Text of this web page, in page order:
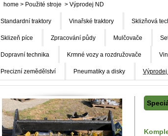
home > Použité stroje > Výprodej ND
Standardní traktory Vinařské traktory Sklizňová
Sklizeň píce Zpracování půdy Mulčovače
Dopravní technika Krmné vozy a rozdružovače
Precizní zemědělství Pneumatiky a disky Výprodej